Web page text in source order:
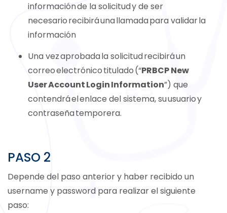
información de la solicitud y de ser
necesario recibirá una llamada para validar la
información
Una vez aprobada la solicitud recibirá un
correo electrónico titulado (“PRBCP New
User Account Login Information”) que
contendrá el enlace del sistema, su usuario y
contraseña temporera.
PASO 2
Depende del paso anterior y haber recibido un
username y password para realizar el siguiente
paso: